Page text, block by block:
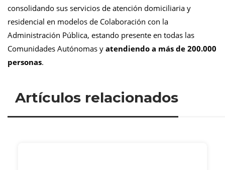
consolidando sus servicios de atención domiciliaria y
residencial en modelos de Colaboración con la
Administración Pública, estando presente en todas las
Comunidades Autónomas y atendiendo a más de 200.000
personas.
Artículos relacionados